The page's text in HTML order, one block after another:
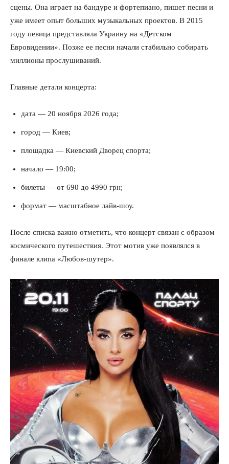
сцены. Она играет на бандуре и фортепиано, пишет песни и
уже имеет опыт больших музыкальных проектов. В 2015
году певица представляла Украину на «Детском
Евровидении». Позже ее песни начали стабильно собирать
миллионы прослушиваний.
Главные детали концерта:
дата — 20 ноября 2026 года;
город — Киев;
площадка — Киевский Дворец спорта;
начало — 19:00;
билеты — от 690 до 4990 грн;
формат — масштабное лайв-шоу.
После списка важно отметить, что концерт связан с образом
космического путешествия. Этот мотив уже появлялся в
финале клипа «Любов-шутер».